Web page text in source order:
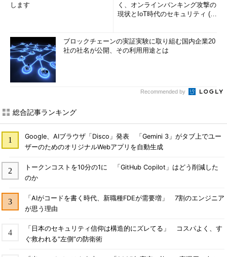
します
く、オンラインバンキング攻撃の
現状とIoT時代のセキュリティ (1/
ブロックチェーンの実証実験に取り組む国内企業20
社の社名が公開、その利用用途とは
Recommended by
総合記事ランキング
Google、AIブラウザ「Disco」発表 「Gemini 3」がタブ上でユー
ザーのためのオリジナルWebアプリを自動生成
トークンコストを10分の1に 「GitHub Copilot」はどう削減した
のか
「AIがコードを書く時代、新職種FDEが需要増」 7割のエンジニア
が思う理由
「日本のセキュリティ信仰は構造的にズレてる」 コスパよく、す
ぐ救われる“左側”の防衛術